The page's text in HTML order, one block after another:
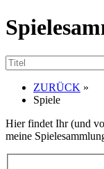
ZURÜCK »
Spiele
Hier findet Ihr (und
meine